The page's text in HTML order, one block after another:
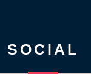
SOCIAL